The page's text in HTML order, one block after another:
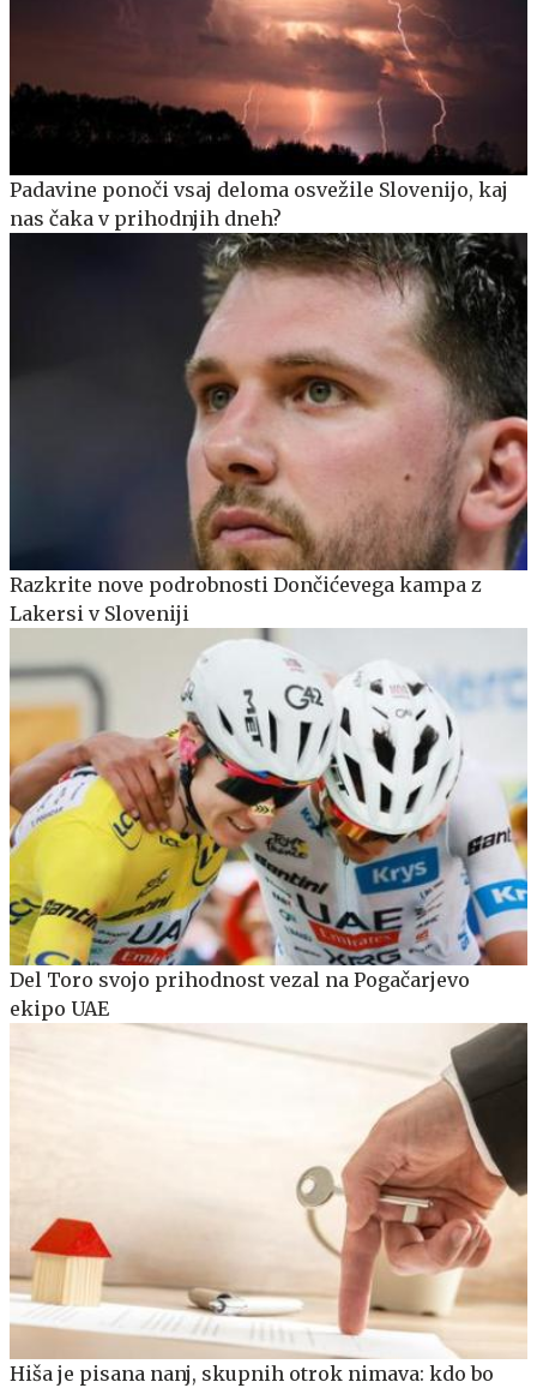
Padavine ponoči vsaj deloma osvežile Slovenijo, kaj
nas čaka v prihodnjih dneh?
Razkrite nove podrobnosti Dončićevega kampa z
Lakersi v Sloveniji
Del Toro svojo prihodnost vezal na Pogačarjevo
ekipo UAE
Hiša je pisana nanj, skupnih otrok nimava: kdo bo